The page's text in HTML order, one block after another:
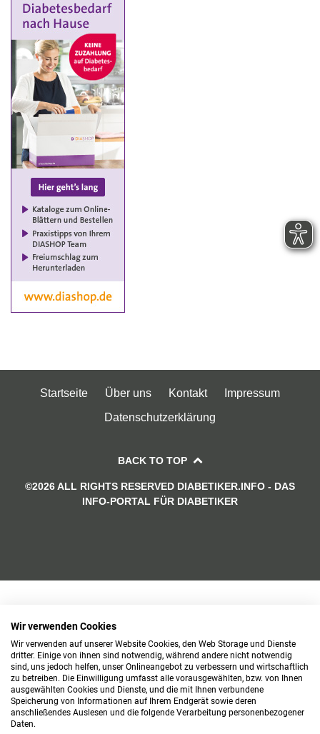
Startseite Über uns Kontakt
Impressum
Datenschutzerklärung
BACK TO TOP
©2026 ALL RIGHTS RESERVED DIABETIKER.INFO - DAS
INFO-PORTAL FÜR DIABETIKER
Wir verwenden Cookies
Wir verwenden auf unserer Website Cookies, den Web Storage und Dienste
dritter. Einige von ihnen sind notwendig, während andere nicht notwendig
sind, uns jedoch helfen, unser Onlineangebot zu verbessern und wirtschaftlich
zu betreiben. Die Einwilligung umfasst alle vorausgewählten, bzw. von Ihnen
ausgewählten Cookies und Dienste, und die mit Ihnen verbundene
Speicherung von Informationen auf Ihrem Endgerät sowie deren
anschließendes Auslesen und die folgende Verarbeitung personenbezogener
Daten.